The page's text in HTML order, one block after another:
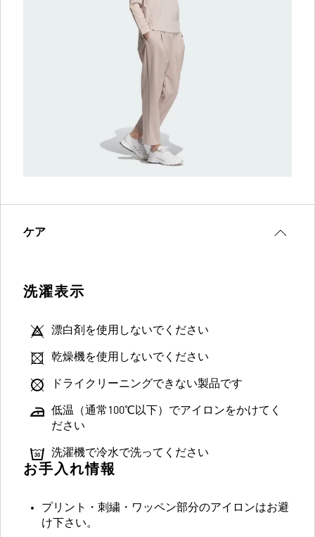
ケア
洗濯表示
漂白剤を使用しないでください
乾燥機を使用しないでください
ドライクリーニングできない製品です
低温（通常100℃以下）でアイロンをかけてく
ださい
洗濯機で冷水で洗ってください
お手入れ情報
プリント・刺繍・ワッペン部分のアイロンはお避
け下さい。